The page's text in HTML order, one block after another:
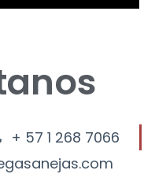
+ 57 1 268 7066